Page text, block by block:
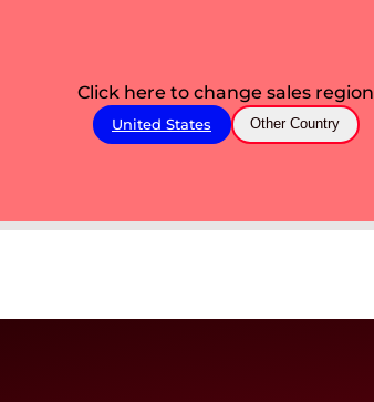
Click here to change sales region
United States Other Country